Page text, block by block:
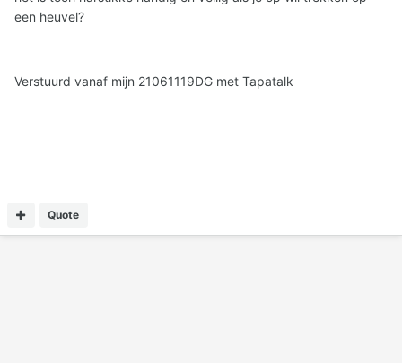
een heuvel?
Verstuurd vanaf mijn 21061119DG met Tapatalk
Quote